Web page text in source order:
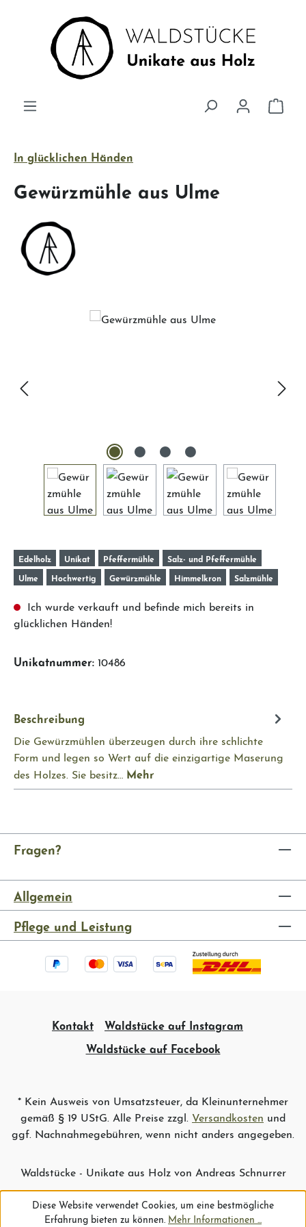
Zum Hauptinhalt springen
In glücklichen Händen
Gewürzmühle aus Ulme
Edelholz Unikat Pfeffermühle
Salz- und Pfeffermühle
Ulme
Hochwertig Gewürzmühle Himmelkron Salzmühle
Ich wurde verkauft und befinde mich bereits in
glücklichen Händen!
Unikatnummer: 10486
Beschreibung
Die Gewürzmühlen überzeugen durch ihre schlichte
Form und legen so Wert auf die einzigartige Maserung
des Holzes. Sie besitz… Mehr
Fragen?
Allgemein
Pflege und Leistung
Kontakt
Waldstücke auf Instagram
Waldstücke auf Facebook
* Kein Ausweis von Umsatzsteuer, da Kleinunternehmer
gemäß § 19 UStG. Alle Preise zzgl. Versandkosten und
ggf. Nachnahmegebühren, wenn nicht anders angegeben.
Waldstücke - Unikate aus Holz von Andreas Schnurrer
Diese Website verwendet Cookies, um eine bestmögliche
Erfahrung bieten zu können. Mehr Informationen ...